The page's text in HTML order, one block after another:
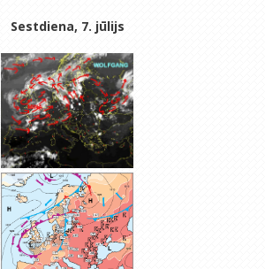
Sestdiena, 7. jūlijs